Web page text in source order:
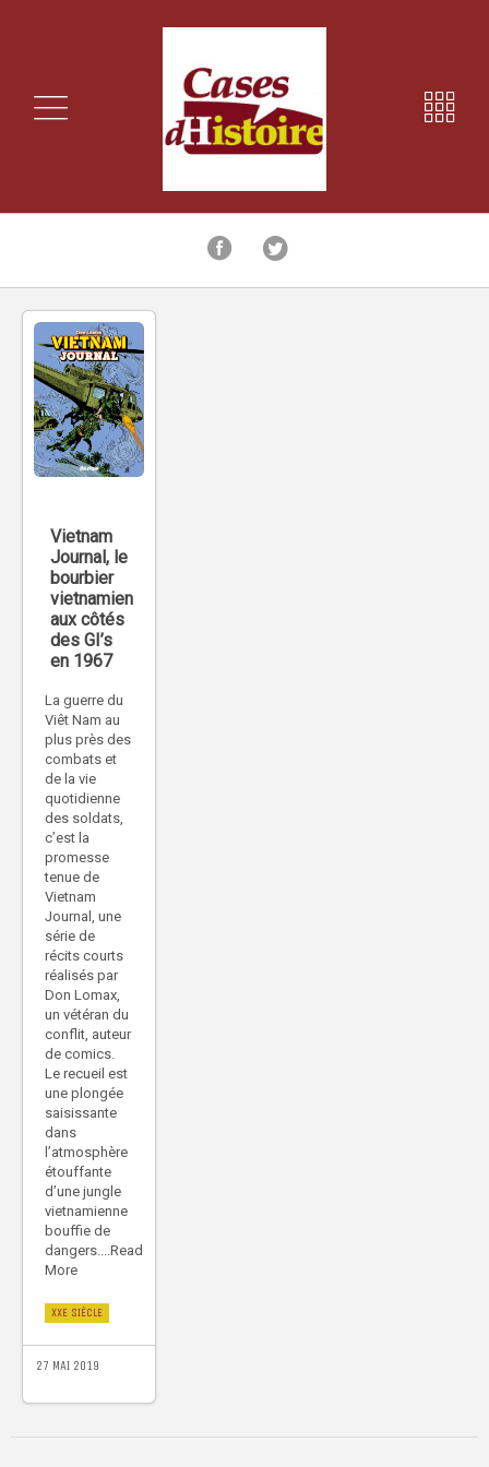
Vietnam
Journal, le
bourbier
vietnamien
aux côtés
des GI’s
en 1967
La guerre du
Viêt Nam au
plus près des
combats et
de la vie
quotidienne
des soldats,
c’est la
promesse
tenue de
Vietnam
Journal, une
série de
récits courts
réalisés par
Don Lomax,
un vétéran du
conflit, auteur
de comics.
Le recueil est
une plongée
saisissante
dans
l’atmosphère
étouffante
d’une jungle
vietnamienne
bouffie de
dangers....Read
More
XXE SIÈCLE
27 MAI 2019